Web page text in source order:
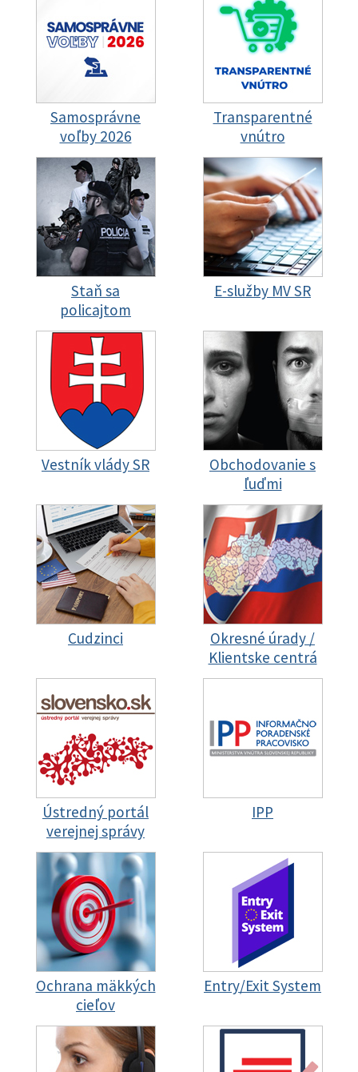
Samosprávne
voľby 2026
Transparentné
vnútro
Staň sa
policajtom
E-služby MV SR
Vestník vlády SR
Obchodovanie s
ľuďmi
Cudzinci
Okresné úrady /
Klientske centrá
Ústredný portál
verejnej správy
IPP
Ochrana mäkkých
cieľov
Entry/Exit System